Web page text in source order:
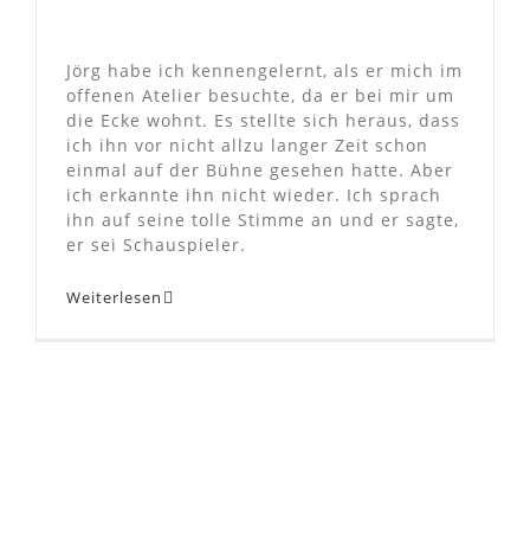
Jörg habe ich kennengelernt, als er mich im
offenen Atelier besuchte, da er bei mir um
die Ecke wohnt. Es stellte sich heraus, dass
ich ihn vor nicht allzu langer Zeit schon
einmal auf der Bühne gesehen hatte. Aber
ich erkannte ihn nicht wieder. Ich sprach
ihn auf seine tolle Stimme an und er sagte,
er sei Schauspieler.
Weiterlesen